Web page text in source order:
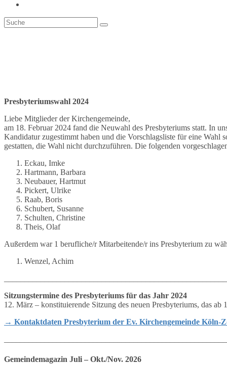
umschalten
Presbyteriumswahl 2024
Liebe Mitglieder der Kirchengemeinde,
am 18. Februar 2024 fand die Neuwahl des Presbyteriums statt. In
Kandidatur zugestimmt haben und die Vorschlagsliste für eine Wahl
gestatten, die Wahl nicht durchzuführen. Die folgenden
Eckau, Imke
Hartmann, Barbara
Neubauer, Hartmut
Pickert, Ulrike
Raab, Boris
Schubert, Susanne
Schulten, Christine
Theis, Olaf
Außerdem war 1 berufliche/r Mitarbeitende/r ins Presbyterium zu
Wenzel, Achim
Sitzungstermine des Presbyteriums für das Jahr 2024
12. März – konstituierende Sitzung des neuen Presbyteriums, das
→ Kontaktdaten Presbyterium der Ev. Kirchengemeinde Köln-
Gemeindemagazin Juli – Okt./Nov. 2026